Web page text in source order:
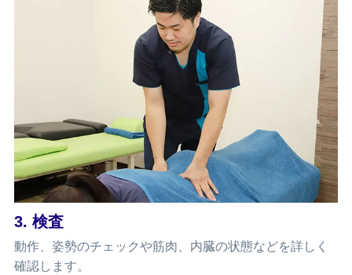
3. 検査
動作、姿勢のチェックや筋肉、内臓の状態などを詳しく
確認します。